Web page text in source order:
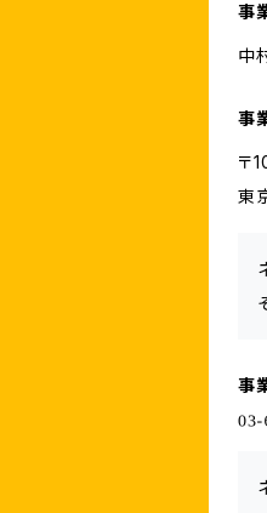
事
中
事
〒
東
事